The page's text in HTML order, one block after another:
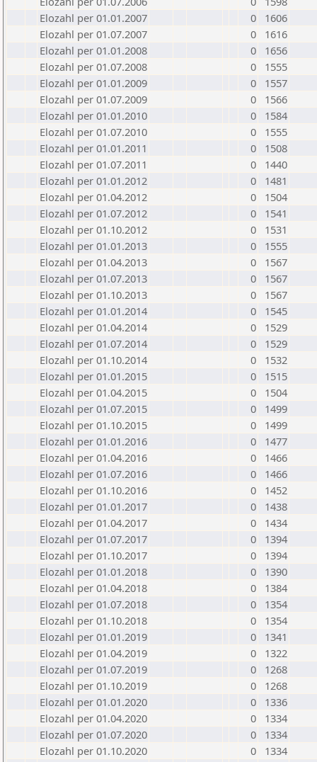
Elozahl per 01.01.2007
0
1606
Elozahl per 01.07.2007
0
1616
Elozahl per 01.01.2008
0
1656
Elozahl per 01.07.2008
0
1555
Elozahl per 01.01.2009
0
1557
Elozahl per 01.07.2009
0
1566
Elozahl per 01.01.2010
0
1584
Elozahl per 01.07.2010
0
1555
Elozahl per 01.01.2011
0
1508
Elozahl per 01.07.2011
0
1440
Elozahl per 01.01.2012
0
1481
Elozahl per 01.04.2012
0
1504
Elozahl per 01.07.2012
0
1541
Elozahl per 01.10.2012
0
1531
Elozahl per 01.01.2013
0
1555
Elozahl per 01.04.2013
0
1567
Elozahl per 01.07.2013
0
1567
Elozahl per 01.10.2013
0
1567
Elozahl per 01.01.2014
0
1545
Elozahl per 01.04.2014
0
1529
Elozahl per 01.07.2014
0
1529
Elozahl per 01.10.2014
0
1532
Elozahl per 01.01.2015
0
1515
Elozahl per 01.04.2015
0
1504
Elozahl per 01.07.2015
0
1499
Elozahl per 01.10.2015
0
1499
Elozahl per 01.01.2016
0
1477
Elozahl per 01.04.2016
0
1466
Elozahl per 01.07.2016
0
1466
Elozahl per 01.10.2016
0
1452
Elozahl per 01.01.2017
0
1438
Elozahl per 01.04.2017
0
1434
Elozahl per 01.07.2017
0
1394
Elozahl per 01.10.2017
0
1394
Elozahl per 01.01.2018
0
1390
Elozahl per 01.04.2018
0
1384
Elozahl per 01.07.2018
0
1354
Elozahl per 01.10.2018
0
1354
Elozahl per 01.01.2019
0
1341
Elozahl per 01.04.2019
0
1322
Elozahl per 01.07.2019
0
1268
Elozahl per 01.10.2019
0
1268
Elozahl per 01.01.2020
0
1336
Elozahl per 01.04.2020
0
1334
Elozahl per 01.07.2020
0
1334
Elozahl per 01.10.2020
0
1334